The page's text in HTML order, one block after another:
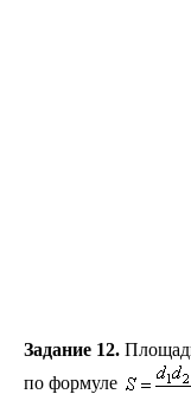
Задание 12.
по формуле